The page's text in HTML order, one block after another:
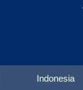
Indonesia